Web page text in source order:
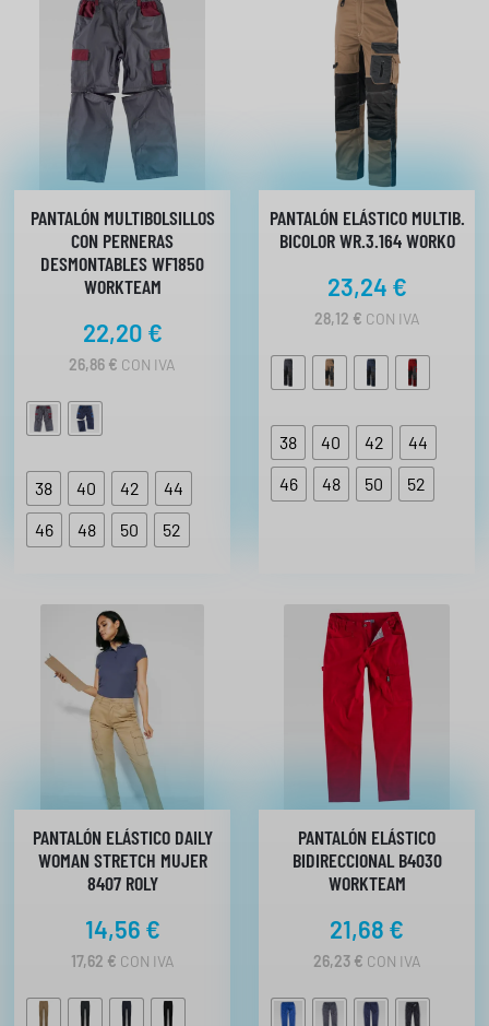
PANTALÓN MULTIBOLSILLOS
CON PERNERAS
DESMONTABLES WF1850
WORKTEAM
22,20 €
26,86 € CON IVA
38 40 42
44
46
48 50 52
PANTALÓN ELÁSTICO MULTIB.
BICOLOR WR.3.164 WORKO
23,24 €
28,12 € CON IVA
38 40 42
44
46
48 50 52
PANTALÓN ELÁSTICO DAILY
WOMAN STRETCH MUJER
8407 ROLY
14,56 €
17,62 € CON IVA
PANTALÓN ELÁSTICO
BIDIRECCIONAL B4030
WORKTEAM
21,68 €
26,23 € CON IVA